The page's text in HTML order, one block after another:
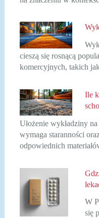
cieszą się rosnącą
komercyjnych, takich
Ile
Ułożenie wykładziny
wymaga staranności
odpowiednich
W
się